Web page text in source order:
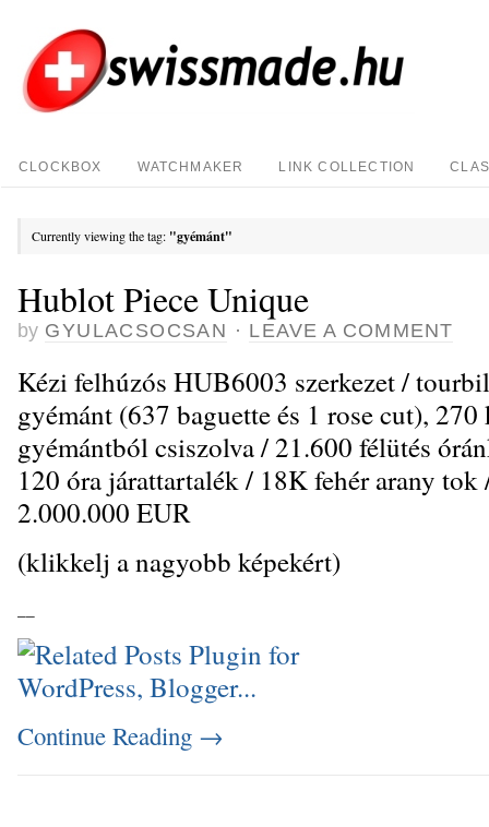
CLOCKBOX WATCHMAKER LINK COLLECTION
Currently viewing the tag: "gyémánt"
Hublot Piece Unique
by GYULACSOCSAN · LEAVE A COMMENT
Kézi felhúzós HUB6003 szerkezet /
gyémánt (637 baguette és 1 rose cut), 270
gyémántból csiszolva / 21.600 félütés
120 óra járattartalék / 18K fehér arany tok
2.000.000 EUR
(klikkelj a nagyobb képekért)
Continue Reading →